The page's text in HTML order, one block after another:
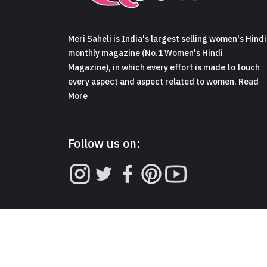
Meri Saheli is India's largest selling women's Hindi
monthly magazine (No.1 Women's Hindi
Magazine), in which every effort is made to touch
every aspect and aspect related to women. Read
More
Follow us on: